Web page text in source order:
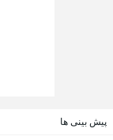
پیش بینی ها